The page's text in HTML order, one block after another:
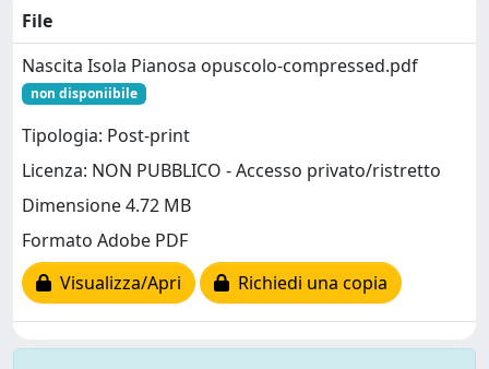
File
Nascita Isola Pianosa opuscolo-compressed.pdf
non disponiibile
Tipologia: Post-print
Licenza: NON PUBBLICO - Accesso privato/ristretto
Dimensione 4.72 MB
Formato Adobe PDF
Visualizza/Apri
Richiedi una copia